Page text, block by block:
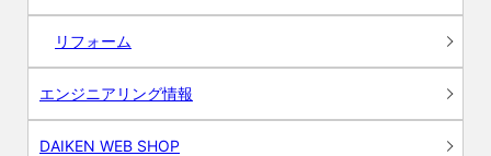
リフォーム
エンジニアリング情報
DAIKEN WEB SHOP